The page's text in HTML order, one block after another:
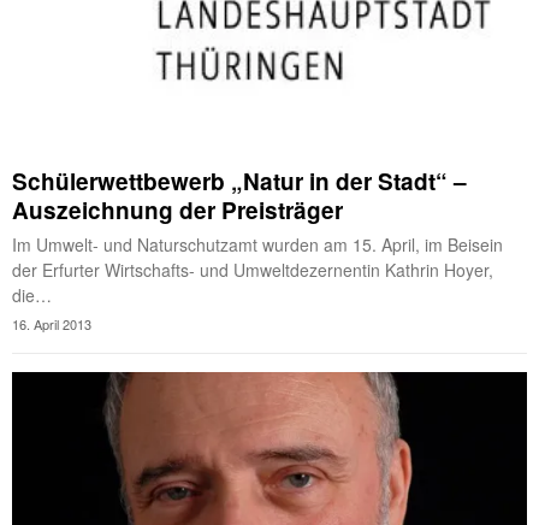
Schülerwettbewerb „Natur in der Stadt“ –
Auszeichnung der Preisträger
Im Umwelt- und Naturschutzamt wurden am 15. April, im Beisein
der Erfurter Wirtschafts- und Umweltdezernentin Kathrin Hoyer,
die…
16. April 2013